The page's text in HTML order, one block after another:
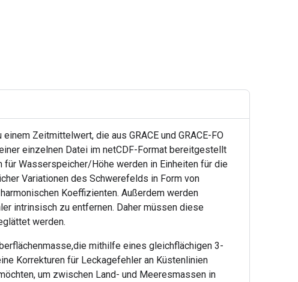
Zeitmittelwert, die aus GRACE und GRACE-FO
einzelnen Datei im netCDF-Format bereitgestellt
für Wasserspeicher/Höhe werden in Einheiten für die
Variationen des Schwerefelds in Form von
Koeffizienten. Außerdem werden
intrinsisch zu entfernen. Daher müssen diese
werden.
mithilfe eines gleichflächigen 3-
Korrekturen für Leckagefehler an Küstenlinien
um zwischen Land- und Meeresmassen in